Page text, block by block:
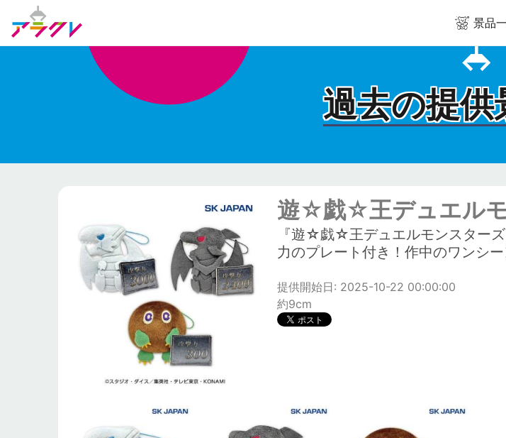
景品
過去の提供
遊☆戯☆王デュエル
『遊☆戯☆王デュエルモンスター
力のプレート付き！作中のワンシー
提供開始日: 2025-10-22 00:00:00
約9cm